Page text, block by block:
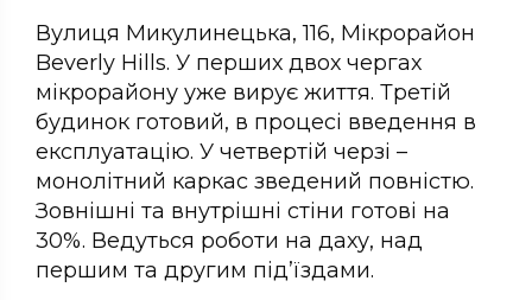
Вулиця Микулинецька, 116, Мікрорайон
Beverly Hills. У перших двох чергах
мікрорайону уже вирує життя. Третій
будинок готовий, в процесі введення в
експлуатацію. У четвертій черзі –
монолітний каркас зведений повністю.
Зовнішні та внутрішні стіни готові на
30%. Ведуться роботи на даху, над
першим та другим під’їздами.